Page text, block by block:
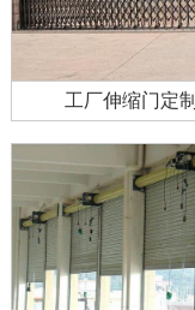
工厂伸缩门定制